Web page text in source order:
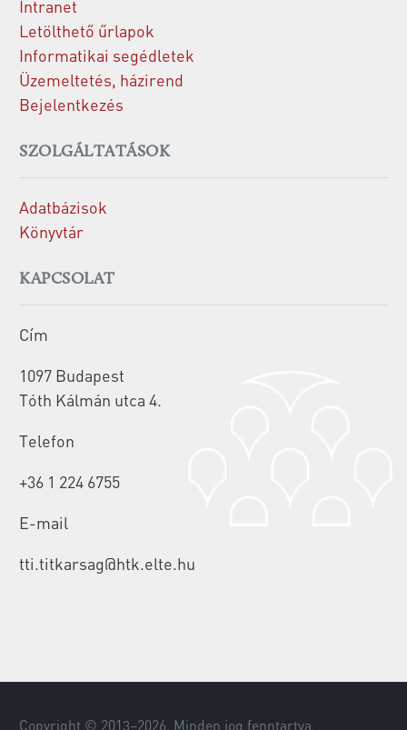
Intranet
Letölthető űrlapok
Informatikai segédletek
Üzemeltetés, házirend
Bejelentkezés
SZOLGÁLTATÁSOK
Adatbázisok
Könyvtár
KAPCSOLAT
Cím
1097 Budapest
Tóth Kálmán utca 4.
Telefon
+36 1 224 6755
E-mail
tti.titkarsag@htk.elte.hu
Copyright © 2013–2026. Minden jog fenntartva.